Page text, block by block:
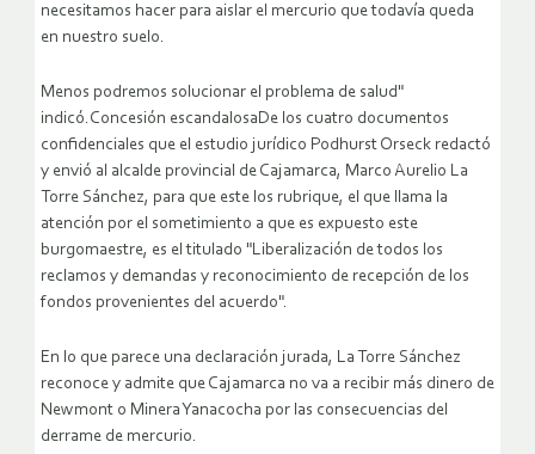
necesitamos hacer para aislar el mercurio que todavía queda
en nuestro suelo.
Menos podremos solucionar el problema de salud"
indicó.Concesión escandalosaDe los cuatro documentos
confidenciales que el estudio jurídico Podhurst Orseck redactó
y envió al alcalde provincial de Cajamarca, Marco Aurelio La
Torre Sánchez, para que este los rubrique, el que llama la
atención por el sometimiento a que es expuesto este
burgomaestre, es el titulado "Liberalización de todos los
reclamos y demandas y reconocimiento de recepción de los
fondos provenientes del acuerdo".
En lo que parece una declaración jurada, La Torre Sánchez
reconoce y admite que Cajamarca no va a recibir más dinero de
Newmont o Minera Yanacocha por las consecuencias del
derrame de mercurio.